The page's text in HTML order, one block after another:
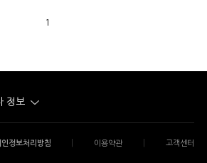
1
정보
인정보처리방침 이용약관 고객센터